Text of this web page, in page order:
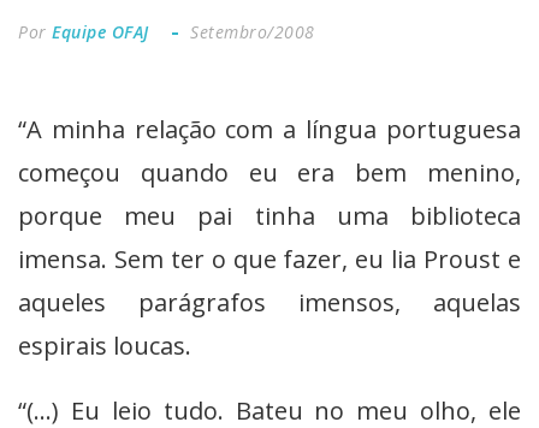
Por Equipe OFAJ Setembro/2008
“A minha relação com a língua portuguesa
começou quando eu era bem menino,
porque meu pai tinha uma biblioteca
imensa. Sem ter o que fazer, eu lia Proust e
aqueles parágrafos imensos, aquelas
espirais loucas.
“(...) Eu leio tudo. Bateu no meu olho, ele